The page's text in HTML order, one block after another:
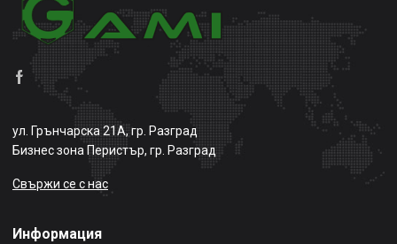
ул. Грънчарска 21А, гр. Разград
Бизнес зона Перистър, гр. Разград
Свържи се с нас
Информация